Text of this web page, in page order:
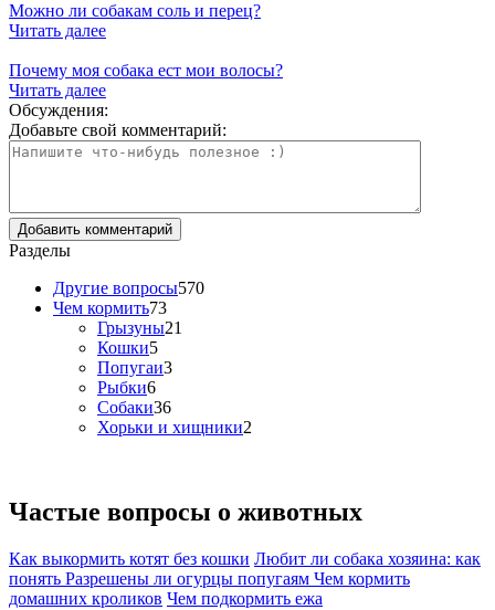
Можно ли собакам соль и перец?
Читать далее
Почему моя собака ест мои волосы?
Читать далее
Обсуждения:
Добавьте свой комментарий:
Разделы
Другие вопросы570
Чем кормить73
Грызуны21
Кошки5
Попугаи3
Рыбки6
Собаки36
Хорьки и хищники2
Частые вопросы о животных
Как выкормить котят без кошки Любит ли собака хозяина: как
понять Разрешены ли огурцы попугаям Чем кормить
домашних кроликов Чем подкормить ежа